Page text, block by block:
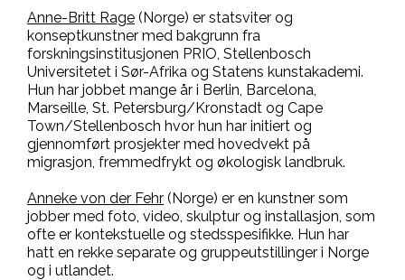
Anne-Britt Rage (Norge) er statsviter og
konseptkunstner med bakgrunn fra
forskningsinstitusjonen PRIO, Stellenbosch
Universitetet i Sør-Afrika og Statens kunstakademi.
Hun har jobbet mange år i Berlin, Barcelona,
Marseille, St. Petersburg/Kronstadt og Cape
Town/Stellenbosch hvor hun har initiert og
gjennomført prosjekter med hovedvekt på
migrasjon, fremmedfrykt og økologisk landbruk.
Anneke von der Fehr (Norge) er en kunstner som
jobber med foto, video, skulptur og installasjon, som
ofte er kontekstuelle og stedsspesifikke. Hun har
hatt en rekke separate og gruppeutstillinger i Norge
og i utlandet.